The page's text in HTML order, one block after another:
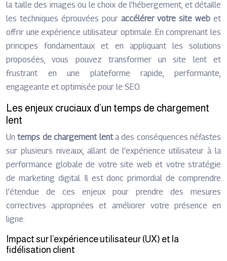
la taille des images ou le choix de l’hébergement, et détaille
les techniques éprouvées pour accélérer votre site web et
offrir une expérience utilisateur optimale. En comprenant les
principes fondamentaux et en appliquant les solutions
proposées, vous pouvez transformer un site lent et
frustrant en une plateforme rapide, performante,
engageante et optimisée pour le SEO.
Les enjeux cruciaux d’un temps de chargement
lent
Untemps de chargement lenta des conséquences néfastes
sur plusieurs niveaux, allant de l’expérience utilisateur à la
performance globale de votre site web et votre stratégie
de marketing digital. Il est donc primordial de comprendre
l’étendue de ces enjeux pour prendre des mesures
correctives appropriées et améliorer votre présence en
ligne.
Impact sur l’expérience utilisateur (UX) et la
fidélisation client